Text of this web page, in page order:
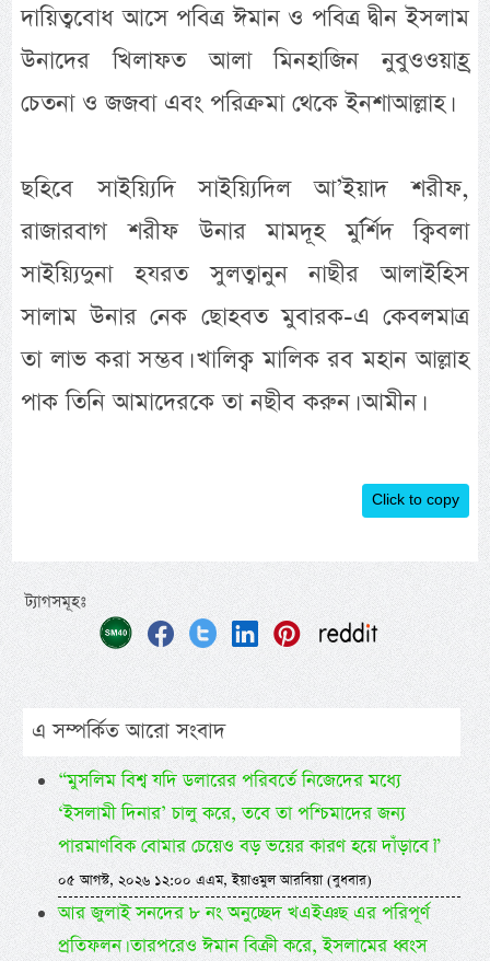
দায়িত্ববোধ আসে পবিত্র ঈমান ও পবিত্র দ্বীন ইসলাম
উনাদের খিলাফত আলা মিনহাজিন নুবুওওয়াহ্র
চেতনা ও জজবা এবং পরিক্রমা থেকে ইনশাআল্লাহ।
ছহিবে সাইয়্যিদি সাইয়্যিদিল আ’ইয়াদ শরীফ,
রাজারবাগ শরীফ উনার মামদূহ মুর্র্শিদ ক্বিবলা
সাইয়্যিদুনা হযরত সুলত্বানুন নাছীর আলাইহিস
সালাম উনার নেক ছোহবত মুবারক-এ কেবলমাত্র
তা লাভ করা সম্ভব। খালিক্ব মালিক রব মহান আল্লাহ
পাক তিনি আমাদেরকে তা নছীব করুন। আমীন।
Click to copy
ট্যাগসমূহঃ
এ সম্পর্কিত আরো সংবাদ
“মুসলিম বিশ্ব যদি ডলারের পরিবর্তে নিজেদের মধ্যে
‘ইসলামী দিনার’ চালু করে, তবে তা পশ্চিমাদের জন্য
পারমাণবিক বোমার চেয়েও বড় ভয়ের কারণ হয়ে দাঁড়াবে।”
০৫ আগস্ট, ২০২৬ ১২:০০ এএম, ইয়াওমুল আরবিয়া (বুধবার)
আর জুলাই সনদের ৮ নং অনুচ্ছেদ খএইঞছ এর পরিপূর্ণ
প্রতিফলন। তারপরেও ঈমান বিক্রী করে, ইসলামের ধ্বংস